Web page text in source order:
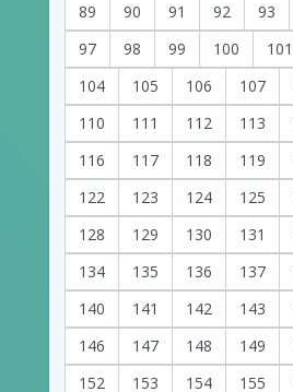
89
90 91 92 93
97
98 99 100 101
104
105 106 107
110
111 112 113
116
117 118 119
122
123 124 125
128
129 130 131
134
135 136 137
140
141 142 143
146
147 148 149
152
153 154 155